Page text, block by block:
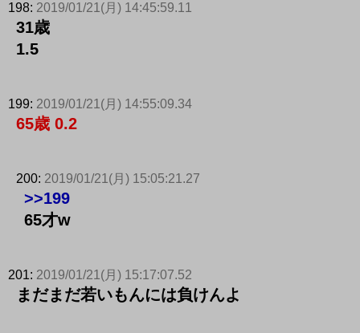
198: 2019/01/21(月) 14:45:59.11
31歳
1.5
199: 2019/01/21(月) 14:55:09.34
65歳 0.2
200: 2019/01/21(月) 15:05:21.27
>>199
65才w
201: 2019/01/21(月) 15:17:07.52
まだまだ若いもんには負けんよ